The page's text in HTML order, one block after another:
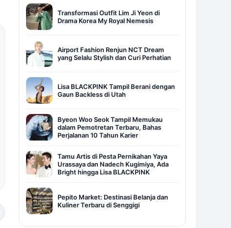
Transformasi Outfit Lim Ji Yeon di
Drama Korea My Royal Nemesis
Airport Fashion Renjun NCT Dream
yang Selalu Stylish dan Curi Perhatian
Lisa BLACKPINK Tampil Berani dengan
Gaun Backless di Utah
Byeon Woo Seok Tampil Memukau
dalam Pemotretan Terbaru, Bahas
Perjalanan 10 Tahun Karier
Tamu Artis di Pesta Pernikahan Yaya
Urassaya dan Nadech Kugimiya, Ada
Bright hingga Lisa BLACKPINK
Pepito Market: Destinasi Belanja dan
Kuliner Terbaru di Senggigi